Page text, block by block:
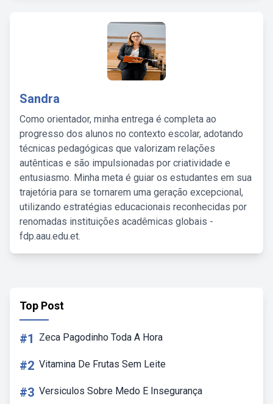
Sandra
Como orientador, minha entrega é completa ao
progresso dos alunos no contexto escolar, adotando
técnicas pedagógicas que valorizam relações
autênticas e são impulsionadas por criatividade e
entusiasmo. Minha meta é guiar os estudantes em sua
trajetória para se tornarem uma geração excepcional,
utilizando estratégias educacionais reconhecidas por
renomadas instituições acadêmicas globais -
fdp.aau.edu.et.
Top Post
#1 Zeca Pagodinho Toda A Hora
#2 Vitamina De Frutas Sem Leite
#3 Versiculos Sobre Medo E Insegurança